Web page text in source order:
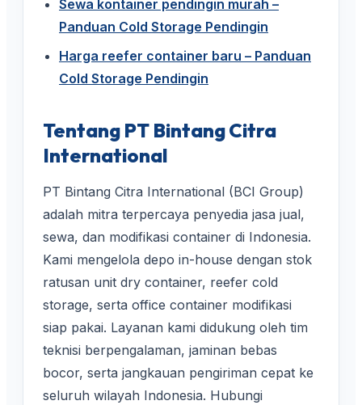
Sewa kontainer pendingin murah –
Panduan Cold Storage Pendingin
Harga reefer container baru – Panduan
Cold Storage Pendingin
Tentang PT Bintang Citra
International
PT Bintang Citra International (BCI Group)
adalah mitra terpercaya penyedia jasa jual,
sewa, dan modifikasi container di Indonesia.
Kami mengelola depo in-house dengan stok
ratusan unit dry container, reefer cold
storage, serta office container modifikasi
siap pakai. Layanan kami didukung oleh tim
teknisi berpengalaman, jaminan bebas
bocor, serta jangkauan pengiriman cepat ke
seluruh wilayah Indonesia. Hubungi